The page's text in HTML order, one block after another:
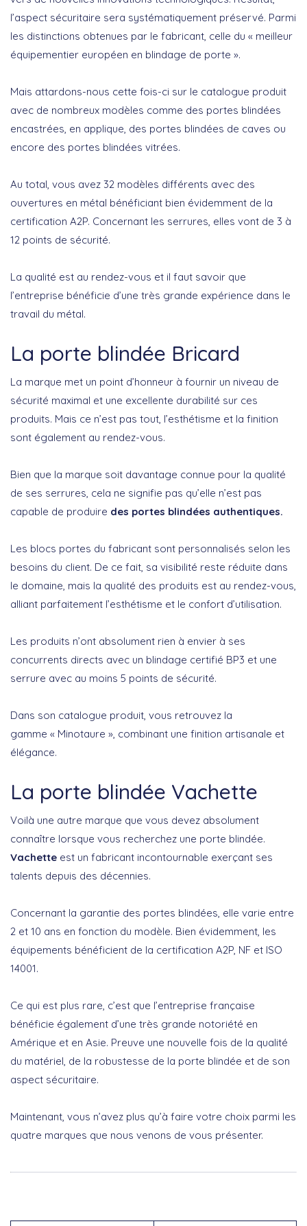
l’aspect sécuritaire sera systématiquement préservé. Parmi
les distinctions obtenues par le fabricant, celle du « meilleur
équipementier européen en blindage de porte ».
Mais attardons-nous cette fois-ci sur le catalogue produit
avec de nombreux modèles comme des portes blindées
encastrées, en applique, des portes blindées de caves ou
encore des portes blindées vitrées.
Au total, vous avez 32 modèles différents avec des
ouvertures en métal bénéficiant bien évidemment de la
certification A2P. Concernant les serrures, elles vont de 3 à
12 points de sécurité.
La qualité est au rendez-vous et il faut savoir que
l’entreprise bénéficie d’une très grande expérience dans le
travail du métal.
La porte blindée Bricard
La marque met un point d’honneur à fournir un niveau de
sécurité maximal et une excellente durabilité sur ces
produits. Mais ce n’est pas tout, l’esthétisme et la finition
sont également au rendez-vous.
Bien que la marque soit davantage connue pour la qualité
de ses serrures, cela ne signifie pas qu’elle n’est pas
capable de produire des portes blindées authentiques.
Les blocs portes du fabricant sont personnalisés selon les
besoins du client. De ce fait, sa visibilité reste réduite dans
le domaine, mais la qualité des produits est au rendez-vous,
alliant parfaitement l’esthétisme et le confort d’utilisation.
Les produits n’ont absolument rien à envier à ses
concurrents directs avec un blindage certifié BP3 et une
serrure avec au moins 5 points de sécurité.
Dans son catalogue produit, vous retrouvez la
gamme « Minotaure », combinant une finition artisanale et
élégance.
La porte blindée Vachette
Voilà une autre marque que vous devez absolument
connaître lorsque vous recherchez une porte blindée.
Vachette est un fabricant incontournable exerçant ses
talents depuis des décennies.
Concernant la garantie des portes blindées, elle varie entre
2 et 10 ans en fonction du modèle. Bien évidemment, les
équipements bénéficient de la certification A2P, NF et ISO
14001.
Ce qui est plus rare, c’est que l’entreprise française
bénéficie également d’une très grande notoriété en
Amérique et en Asie. Preuve une nouvelle fois de la qualité
du matériel, de la robustesse de la porte blindée et de son
aspect sécuritaire.
Maintenant, vous n’avez plus qu’à faire votre choix parmi les
quatre marques que nous venons de vous présenter.